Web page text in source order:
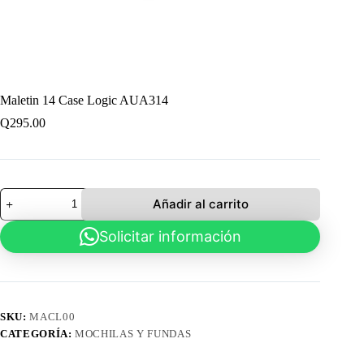
Maletin 14 Case Logic AUA314
Q295.00
Maletin
14
Case
Logic
AUA314
Añadir al carrito
Solicitar información
SKU:MACL00
CATEGORÍA:MOCHILAS Y FUNDAS